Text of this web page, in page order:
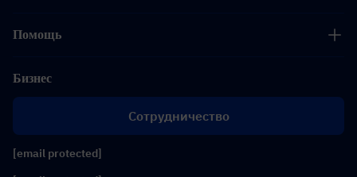
Помощь
Бизнес
Сотрудничество
[email protected]